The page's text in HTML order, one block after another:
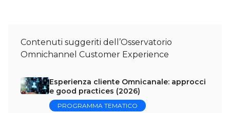
Contenuti suggeriti dell’Osservatorio
Omnichannel Customer Experience
Esperienza cliente Omnicanale: approcci
e good practices (2026)
PROGRAMMA TEMATICO